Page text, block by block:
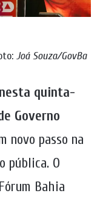
Joá Souza/GovBa
quinta-
Governo
novo passo na
pública. O
Bahia